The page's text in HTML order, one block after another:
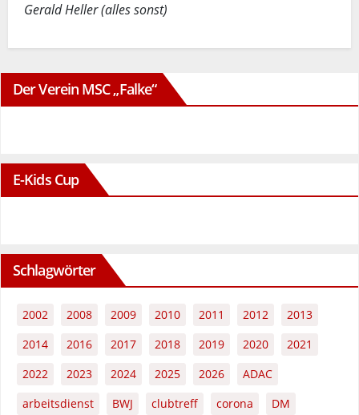
Gerald Heller (alles sonst)
Der Verein MSC „Falke“
E-Kids Cup
Schlagwörter
2002 2008 2009 2010 2011 2012
2013
2014
2016 2017 2018 2019 2020
2021
2022
2023 2024 2025 2026
ADAC
arbeitsdienst
BWJ clubtreff corona
DM